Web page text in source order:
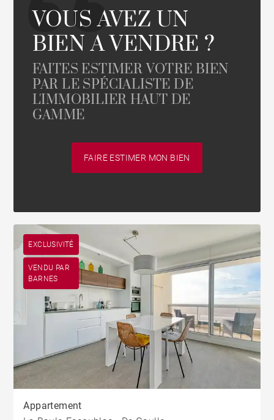
VOUS AVEZ UN
BIEN A VENDRE ?
FAITES ESTIMER VOTRE BIEN
PAR LE SPÉCIALISTE DE
L'IMMOBILIER HAUT DE
GAMME
FAIRE ESTIMER MON BIEN
EXCLUSIVITÉ
VENDU PAR
BARNES
Appartement